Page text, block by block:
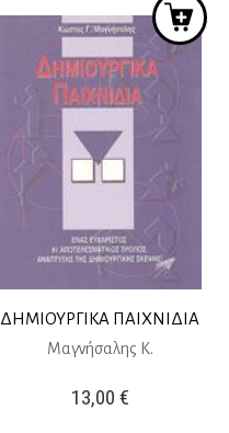
ΔΗΜΙΟΥΡΓΙΚΑ ΠΑΙΧΝΙΔΙΑ
Μαγνήσαλης Κ.
13,00 €